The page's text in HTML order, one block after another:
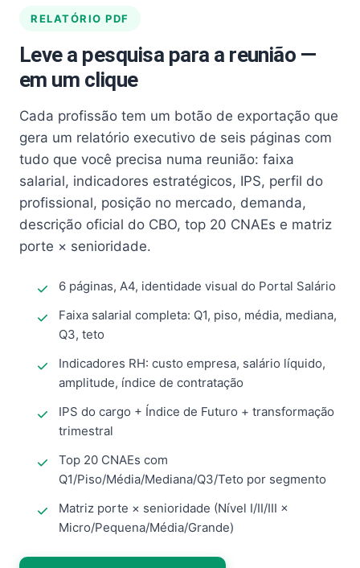
RELATÓRIO PDF
Leve a pesquisa para a reunião —
em um clique
Cada profissão tem um botão de exportação que
gera um relatório executivo de seis páginas com
tudo que você precisa numa reunião: faixa
salarial, indicadores estratégicos, IPS, perfil do
profissional, posição no mercado, demanda,
descrição oficial do CBO, top 20 CNAEs e matriz
porte × senioridade.
6 páginas, A4, identidade visual do Portal Salário
Faixa salarial completa: Q1, piso, média, mediana,
Q3, teto
Indicadores RH: custo empresa, salário líquido,
amplitude, índice de contratação
IPS do cargo + Índice de Futuro + transformação
trimestral
Top 20 CNAEs com
Q1/Piso/Média/Mediana/Q3/Teto por segmento
Matriz porte × senioridade (Nível I/II/III ×
Micro/Pequena/Média/Grande)